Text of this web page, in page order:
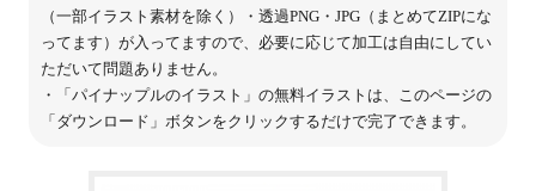
（一部イラスト素材を除く）・透過PNG・JPG（まとめてZIPにな
ってます）が入ってますので、必要に応じて加工は自由にしてい
ただいて問題ありません。
・「パイナップルのイラスト」の無料イラストは、このページの
「ダウンロード」ボタンをクリックするだけで完了できます。